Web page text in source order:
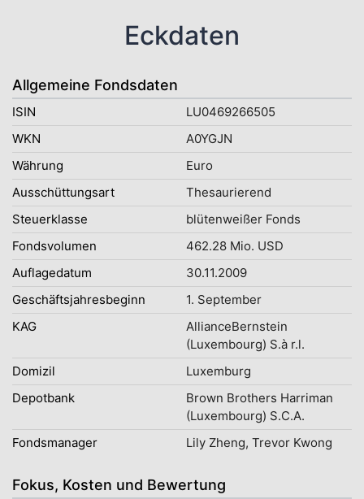
Eckdaten
Allgemeine Fondsdaten
ISIN
LU0469266505
WKN
A0YGJN
Währung
Euro
Ausschüttungsart
Thesaurierend
Steuerklasse
blütenweißer Fonds
Fondsvolumen
462.28 Mio. USD
Auflagedatum
30.11.2009
Geschäftsjahresbeginn
1. September
KAG
AllianceBernstein
(Luxembourg) S.à r.l.
Domizil
Luxemburg
Depotbank
Brown Brothers Harriman
(Luxembourg) S.C.A.
Fondsmanager
Lily Zheng, Trevor Kwong
Fokus, Kosten und Bewertung